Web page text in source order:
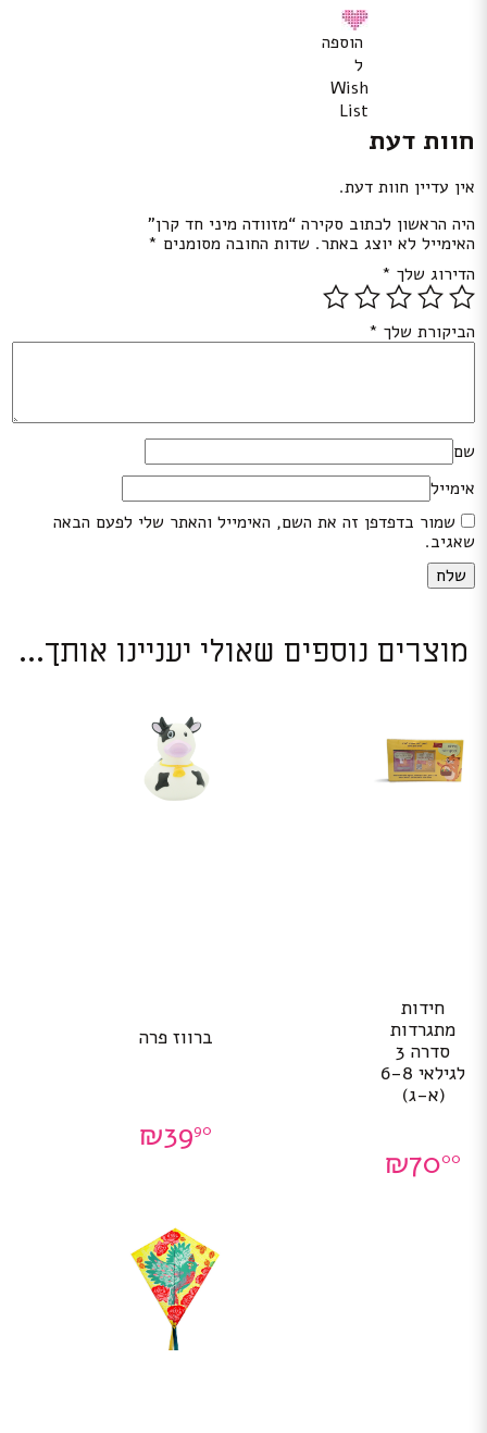
הוספה
ל
Wish
List
חוות דעת
אין עדיין חוות דעת.
היה הראשון לכתוב סקירה “מזוודה מיני חד קרן”
האימייל לא יוצג באתר. שדות החובה מסומנים *
הדירוג שלך *
הביקורת שלך *
שם
אימייל
שמור בדפדפן זה את השם, האימייל והאתר שלי לפעם הבאה
שאגיב.
מוצרים נוספים שאולי יעניינו אותך...
חידות
מתגרדות
סדרה 3
לגילאי 6-8
(א-ג)
₪7000
ברווז פרה
₪3990